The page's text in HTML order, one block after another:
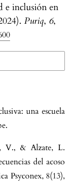
e inclusión en
Puriq, 6,
una escuela
V., & Alzate, L.
del acoso
Psyconex, 8(13),